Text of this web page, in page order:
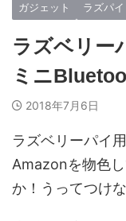
ガジェット ラズパイ
ラズベリー
ミニ
2018年7月6日
ラズベリーパイ
Amazonを物色
か！うってつけ